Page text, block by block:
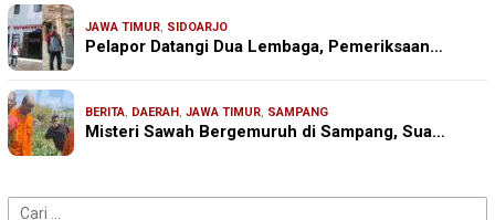
JAWA TIMUR, SIDOARJO
Pelapor Datangi Dua Lembaga, Pemeriksaan…
BERITA, DAERAH, JAWA TIMUR, SAMPANG
Misteri Sawah Bergemuruh di Sampang, Sua…
Cari